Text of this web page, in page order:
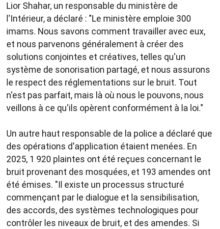
Lior Shahar, un responsable du ministère de
l'Intérieur, a déclaré : "Le ministère emploie 300
imams. Nous savons comment travailler avec eux,
et nous parvenons généralement à créer des
solutions conjointes et créatives, telles qu'un
système de sonorisation partagé, et nous assurons
le respect des réglementations sur le bruit. Tout
n'est pas parfait, mais là où nous le pouvons, nous
veillons à ce qu'ils opèrent conformément à la loi."
Un autre haut responsable de la police a déclaré que
des opérations d'application étaient menées. En
2025, 1 920 plaintes ont été reçues concernant le
bruit provenant des mosquées, et 193 amendes ont
été émises. "Il existe un processus structuré
commençant par le dialogue et la sensibilisation,
des accords, des systèmes technologiques pour
contrôler les niveaux de bruit, et des amendes. Si